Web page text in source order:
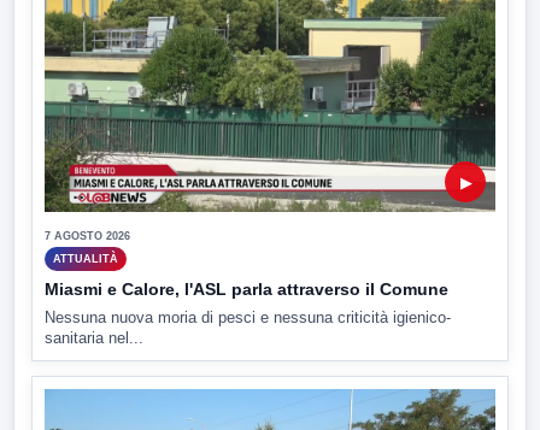
▶
7 AGOSTO 2026
ATTUALITÀ
Miasmi e Calore, l'ASL parla attraverso il Comune
Nessuna nuova moria di pesci e nessuna criticità igienico-
sanitaria nel...